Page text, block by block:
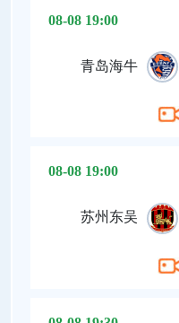
08-08 19:00
青岛海牛
08-08 19:00
苏州东吴